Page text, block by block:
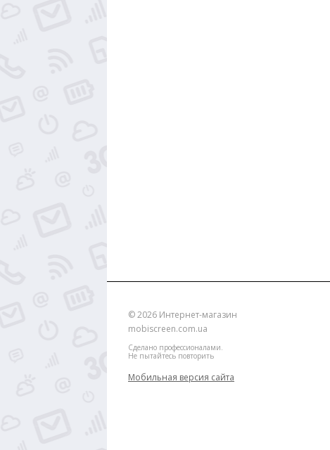
© 2026 Интернет-магазин
mobiscreen.com.ua
Сделано профессионалами.
Не пытайтесь повторить
Мобильная версия сайта